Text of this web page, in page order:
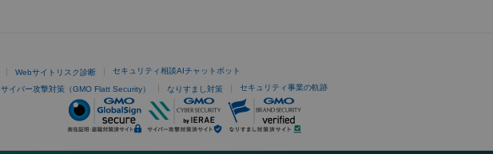
Webサイトリスク診断 セキュリティ相談AIチャットボット
サイバー攻撃対策（GMO Flatt Security） なりすまし対策 セキュリティ事業の軌跡